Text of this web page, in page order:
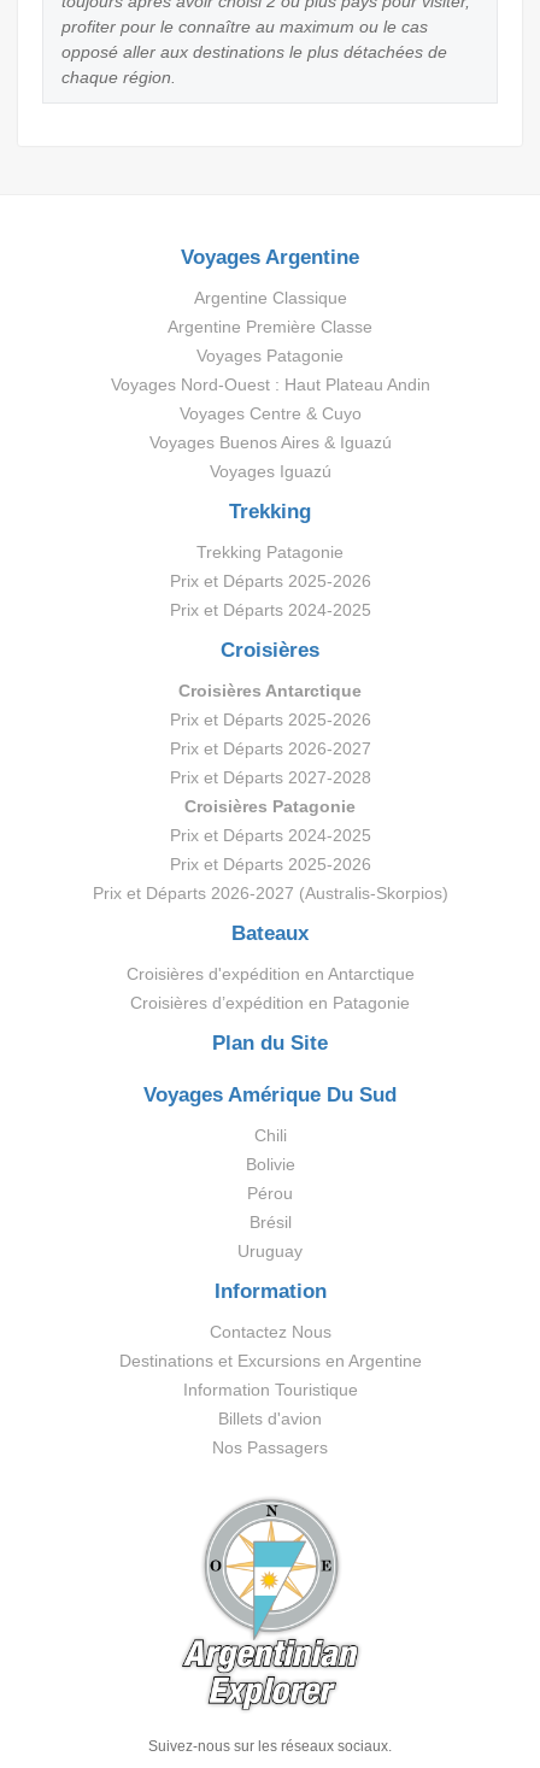
profiter pour le connaître au maximum ou le cas
opposé aller aux destinations le plus détachées de
chaque région.
Voyages Argentine
Argentine Classique
Argentine Première Classe
Voyages Patagonie
Voyages Nord-Ouest : Haut Plateau Andin
Voyages Centre & Cuyo
Voyages Buenos Aires & Iguazú
Voyages Iguazú
Trekking
Trekking Patagonie
Prix et Départs 2025-2026
Prix et Départs 2024-2025
Croisières
Croisières Antarctique
Prix et Départs 2025-2026
Prix et Départs 2026-2027
Prix et Départs 2027-2028
Croisières Patagonie
Prix et Départs 2024-2025
Prix et Départs 2025-2026
Prix et Départs 2026-2027 (Australis-Skorpios)
Bateaux
Croisières d'expédition en Antarctique
Croisières d’expédition en Patagonie
Plan du Site
Voyages Amérique Du Sud
Chili
Bolivie
Pérou
Brésil
Uruguay
Information
Contactez Nous
Destinations et Excursions en Argentine
Information Touristique
Billets d'avion
Nos Passagers
Suivez-nous sur les réseaux sociaux.